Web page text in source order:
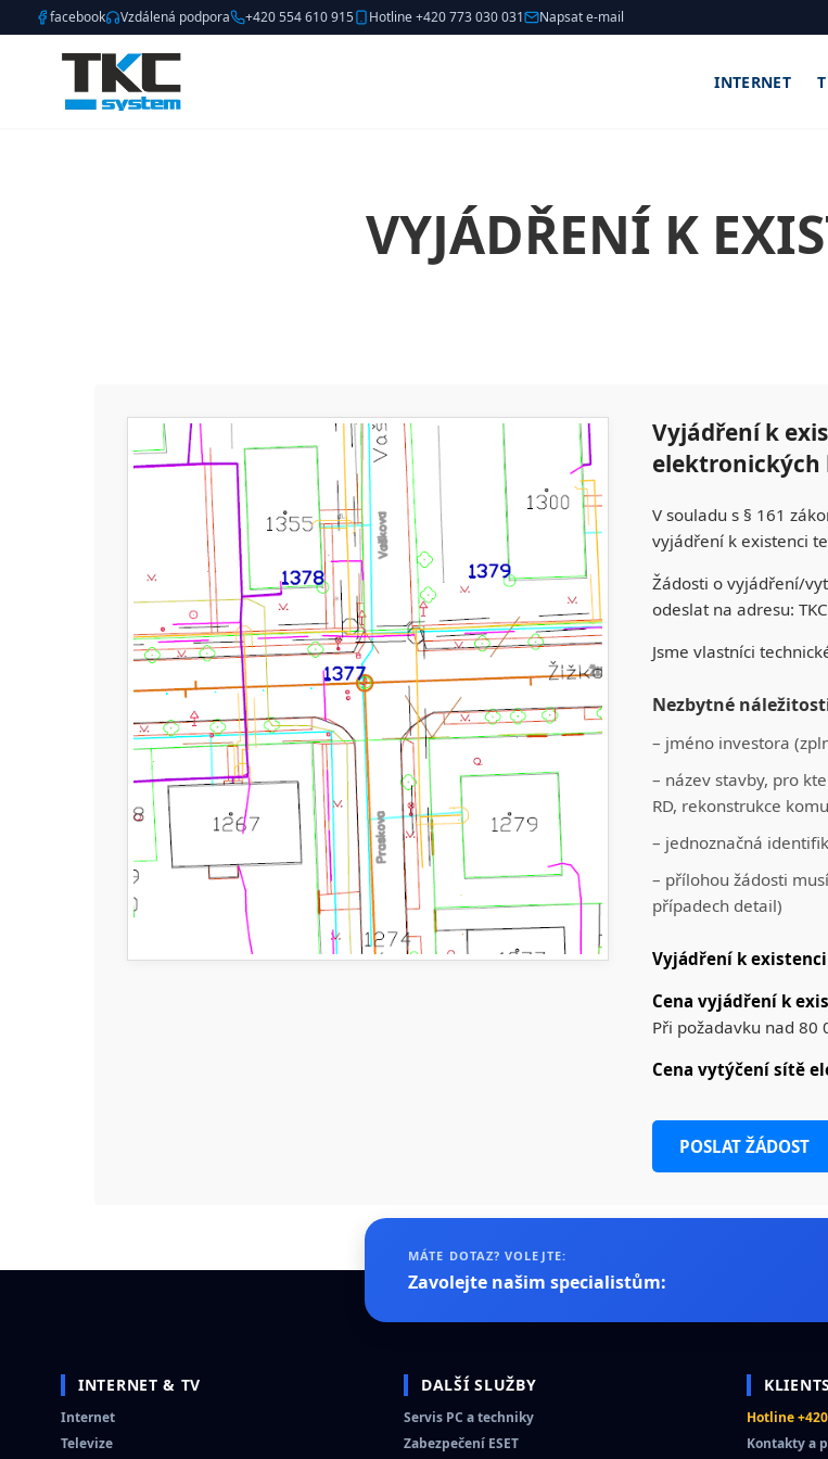
facebook Vzdálená podpora +420 554 610 915 Hotline +420 773 030 031 Napsat e-mail
INTERNET
VYJÁDŘENÍ K
Vyjádření k
V souladu s § 161
vyjádření k existenci
Žádosti o vyjádření/
odeslat na adresu:
Jsme vlastníci
Nezbytné
– jméno investora
– název stavby, pro
RD, rekonstrukce
– jednoznačná
– přílohou žádosti
případech detail)
Vyjádření k
Cena vyjádření k
Při požadavku nad 80
Cena vytýčení sítě
POSLAT ŽÁDOST
MÁTE DOTAZ? VOLEJTE:
Zavolejte našim specialistům:
INTERNET & TV
Internet
Televize
DALŠÍ SLUŽBY
Servis PC a techniky
Zabezpečení ESET
Hotline
Kontakty a